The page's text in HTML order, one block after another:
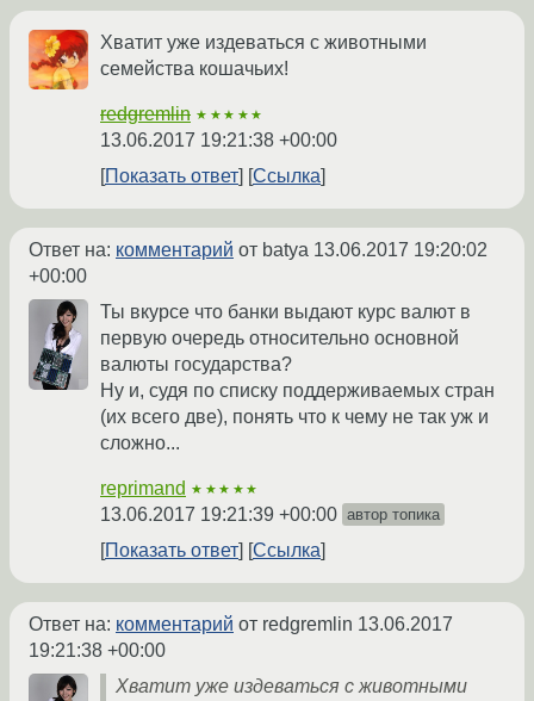
Хватит уже издеваться с животными
семейства кошачьих!
redgremlin ★★★★★
13.06.2017 19:21:38 +00:00
Показать ответ
Ссылка
Ответ на: комментарий от batya 13.06.2017 19:20:02
+00:00
Ты вкурсе что банки выдают курс валют в
первую очередь относительно основной
валюты государства?
Ну и, судя по списку поддерживаемых стран
(их всего две), понять что к чему не так уж и
сложно...
reprimand ★★★★★
13.06.2017 19:21:39 +00:00 автор топика
Показать ответ Ссылка
Ответ на: комментарий от redgremlin 13.06.2017
19:21:38 +00:00
Хватит уже издеваться с животными